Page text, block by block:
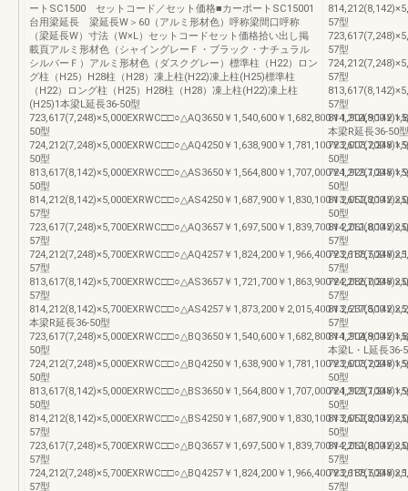
ートSC1500 セットコード／セット価格■カーポートSC15001
台用梁延長 梁延長W＞60（アルミ形材色）呼称梁間口呼称
（梁延長W）寸法（W×L）セットコードセット価格拾い出し掲
載頁アルミ形材色（シャイングレーＦ・ブラック・ナチュラル
シルバーＦ）アルミ形材色（ダスクグレー）標準柱（H22）ロン
グ柱（H25）H28柱（H28）凍上柱(H22)凍上柱(H25)標準柱
（H22）ロング柱（H25）H28柱（H28）凍上柱(H22)凍上柱
(H25)1本梁L延長36-50型
723,617(7,248)×5,000EXRWC□□○△AQ3650￥1,540,600￥1,682,800￥1,904,900￥
50型
724,212(7,248)×5,000EXRWC□□○△AQ4250￥1,638,900￥1,781,100￥2,003,200￥
50型
813,617(8,142)×5,000EXRWC□□○△AS3650￥1,564,800￥1,707,000￥1,929,100￥
50型
814,212(8,142)×5,000EXRWC□□○△AS4250￥1,687,900￥1,830,100￥2,052,200￥
57型
723,617(7,248)×5,700EXRWC□□○△AQ3657￥1,697,500￥1,839,700￥2,061,800￥
57型
724,212(7,248)×5,700EXRWC□□○△AQ4257￥1,824,200￥1,966,400￥2,188,500￥
57型
813,617(8,142)×5,700EXRWC□□○△AS3657￥1,721,700￥1,863,900￥2,086,000￥
57型
814,212(8,142)×5,700EXRWC□□○△AS4257￥1,873,200￥2,015,400￥2,237,500￥
本梁R延長36-50型
723,617(7,248)×5,000EXRWC□□○△BQ3650￥1,540,600￥1,682,800￥1,904,900￥
50型
724,212(7,248)×5,000EXRWC□□○△BQ4250￥1,638,900￥1,781,100￥2,003,200￥
50型
813,617(8,142)×5,000EXRWC□□○△BS3650￥1,564,800￥1,707,000￥1,929,100￥
50型
814,212(8,142)×5,000EXRWC□□○△BS4250￥1,687,900￥1,830,100￥2,052,200￥
57型
723,617(7,248)×5,700EXRWC□□○△BQ3657￥1,697,500￥1,839,700￥2,061,800￥
57型
724,212(7,248)×5,700EXRWC□□○△BQ4257￥1,824,200￥1,966,400￥2,188,500￥
57型
57型
57型
57型
57型
本梁R延長36-50型
50型
50型
50型
57型
57型
57型
57型
本梁L・L延長36-
50型
50型
50型
57型
57型